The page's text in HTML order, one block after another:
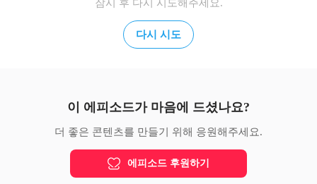
잠시 후 다시 시도해주세요.
다시 시도
이 에피소드가 마음에 드셨나요?
더 좋은 콘텐츠를 만들기 위해 응원해주세요.
에피소드 후원하기